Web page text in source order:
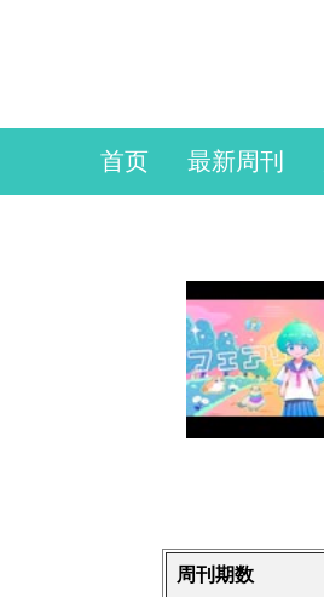
首页 最新周刊
周刊期数